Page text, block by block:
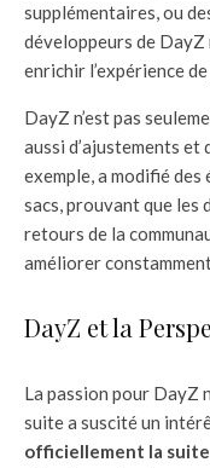
supplémentaires, ou
développeurs de
enrichir l’expérience
DayZ n’est pas
aussi d’ajustements et
exemple, a modifié
sacs, prouvant que les
retours de la
améliorer
DayZ et la
La passion pour DayZ
suite a suscité un
officiellement la suite